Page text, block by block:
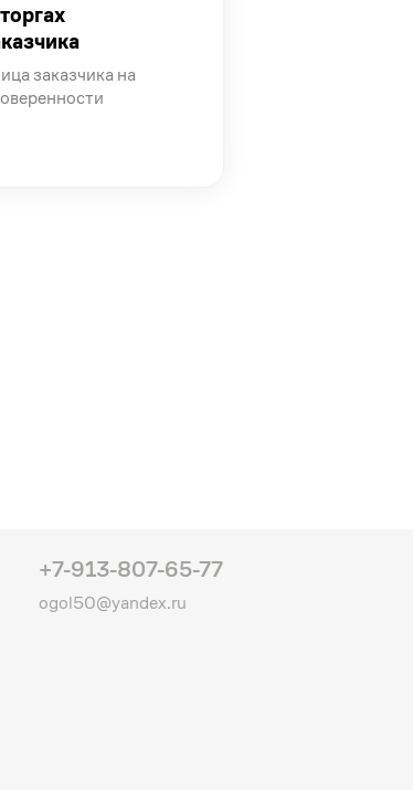
заказчика на
+7-913-807-65-77
ogol50@yandex.ru